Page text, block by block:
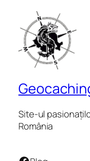
Site-ul
România